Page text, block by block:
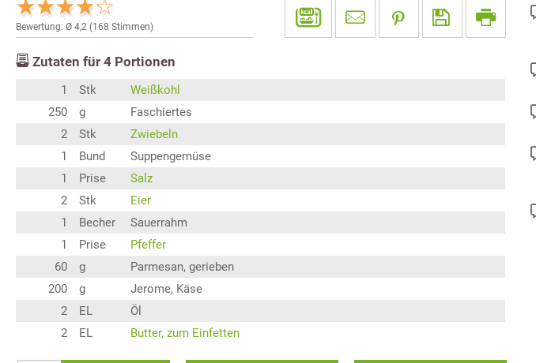
Bewertung: Ø 4,2 (168 Stimmen)
Zutaten für 4 Portionen
1 Stk
Weißkohl
250
g
Faschiertes
2
Stk
Zwiebeln
1
Bund
Suppengemüse
1
Prise
Salz
2
Stk
Eier
1
Becher
Sauerrahm
1
Prise
Pfeffer
60
g
Parmesan, gerieben
200
g
Jerome, Käse
2
EL
Öl
2
EL Butter, zum Einfetten